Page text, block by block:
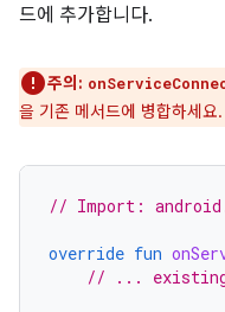
드에 추가합니다.
주의:
을 기존 메서드에 병합하세요.
// Import:
override fun
// ...